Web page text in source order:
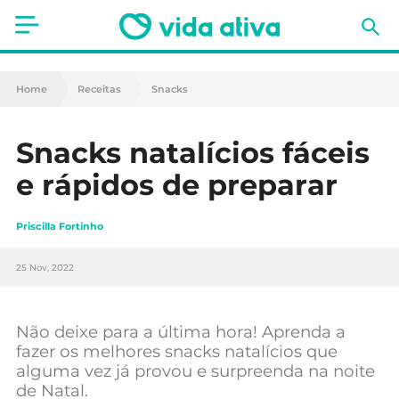
Saúde
Nutrição
Receitas
Animais de Estimação
Home Receitas Snacks
Snacks natalícios fáceis
e rápidos de preparar
Priscilla Fortinho
25 Nov, 2022
Não deixe para a última hora! Aprenda a
fazer os melhores snacks natalícios que
alguma vez já provou e surpreenda na noite
de Natal.